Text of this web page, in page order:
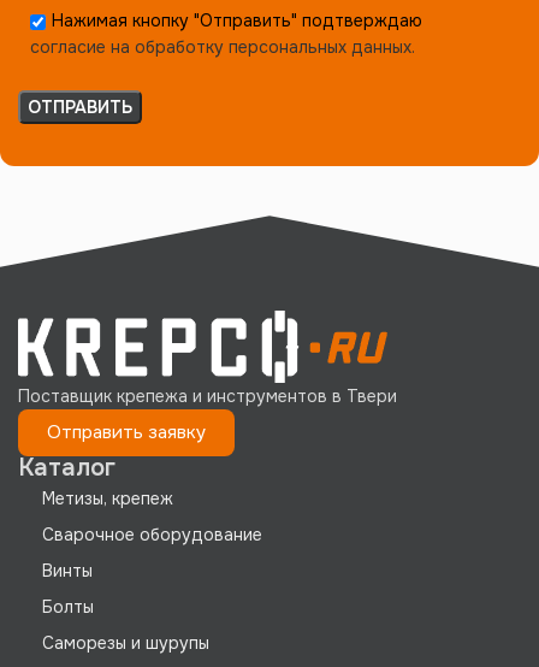
Нажимая кнопку "Отправить" подтверждаю
согласие на обработку персональных данных.
Поставщик крепежа и инструментов в Твери
Отправить заявку
Каталог
Метизы, крепеж
Сварочное оборудование
Винты
Болты
Саморезы и шурупы